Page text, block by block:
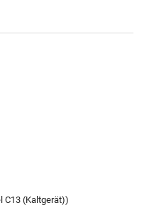
C13 (Kaltgerät))